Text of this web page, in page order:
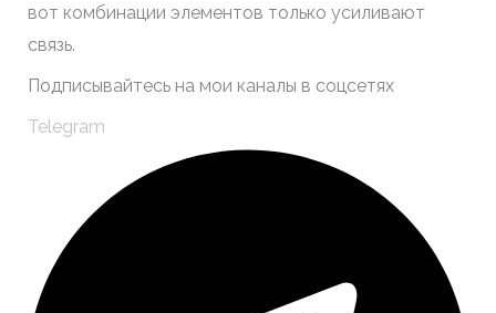
вот комбинации элементов только усиливают
связь.
Подписывайтесь на мои каналы в соцсетях
Telegram